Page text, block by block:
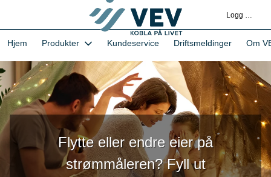
hovedinnhold
1-VEVs Hjemmeside og kundeportal - Hjem
Hjem Produkter Kundeservice Driftsmeldinger Om
Logg deg på
Flytte eller endre eier på
strømmåleren? Fyll ut